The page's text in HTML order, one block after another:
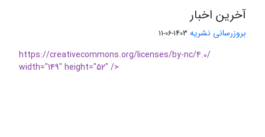
آخرین اخبار
بروزرسانی نشریه 1403-06-11
https://creativecommons.org/licenses/by-nc/4.0/
width="149" height="52" />